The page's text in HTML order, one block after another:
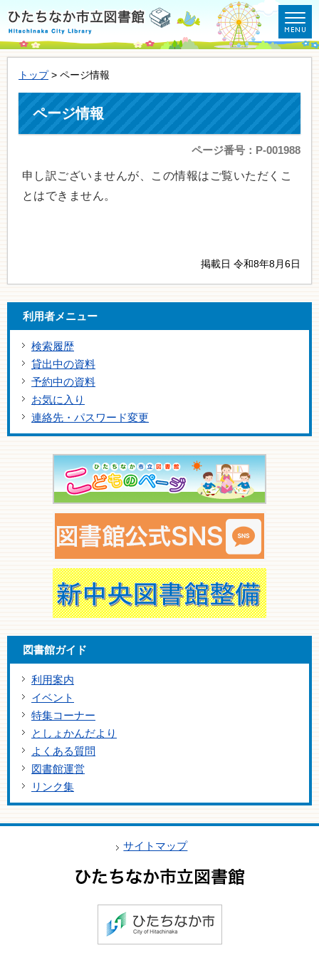
トップ> ページ情報
ページ情報
ページ番号：P-001988
申し訳ございませんが、この情報はご覧いただくこ
とはできません。
掲載日 令和8年8月6日
利用者メニュー
検索履歴
貸出中の資料
予約中の資料
お気に入り
連絡先・パスワード変更
図書館ガイド
利用案内
イベント
特集コーナー
としょかんだより
よくある質問
図書館運営
リンク集
サイトマップ